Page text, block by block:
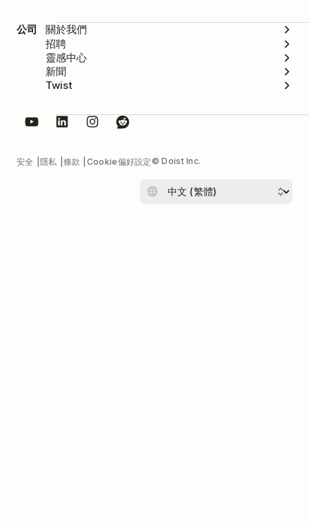
公司
關於我們
招聘
靈感中心
新聞
Twist
安全 隱私 條款 Cookie偏好設定© Doist Inc.